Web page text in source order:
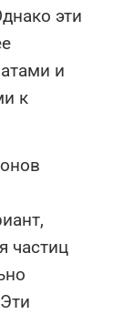
эти
и
к
частиц